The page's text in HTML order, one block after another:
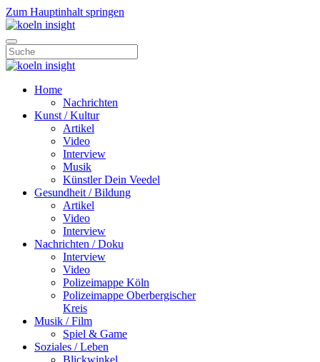
Zum Hauptinhalt springen
Home
Nachrichten
Kunst / Kultur
Artikel
Video
Interview
Musik
Künstler Dein Veedel
Gesundheit / Bildung
Artikel
Video
Interview
Nachrichten / Doku
Interview
Video
Polizeimappe Köln
Polizeimappe Oberbergischer
Kreis
Musik / Film
Spiel & Game
Soziales / Leben
Blickwinkel